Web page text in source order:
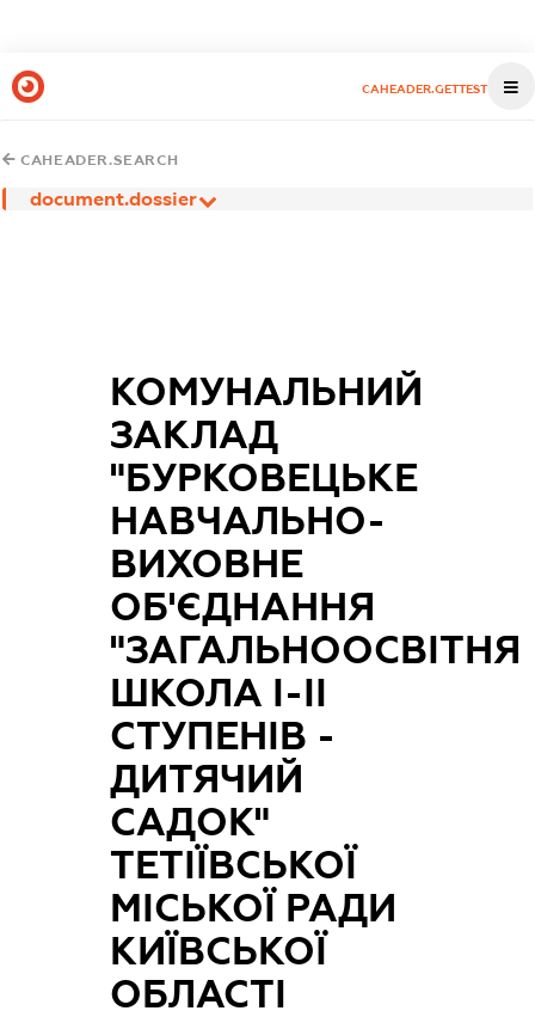
CAHEADER.GETTEST
CAHEADER.SEARCH
document.dossier
КОМУНАЛЬНИЙ
ЗАКЛАД
"БУРКОВЕЦЬКЕ
НАВЧАЛЬНО-
ВИХОВНЕ
ОБ'ЄДНАННЯ
"ЗАГАЛЬНООСВІТНЯ
ШКОЛА І-ІІ
СТУПЕНІВ -
ДИТЯЧИЙ
САДОК"
ТЕТІЇВСЬКОЇ
МІСЬКОЇ РАДИ
КИЇВСЬКОЇ
ОБЛАСТІ